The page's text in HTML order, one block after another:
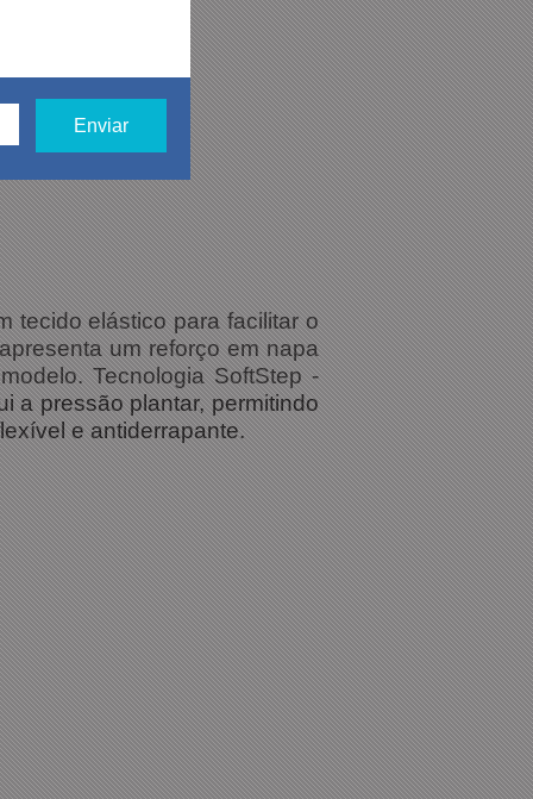
tecido elástico para facilitar o
um reforço em napa
Tecnologia SoftStep -
a pressão plantar, permitindo
e antiderrapante.